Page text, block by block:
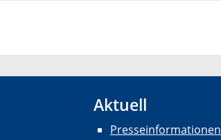
Aktuell
Presseinformationen